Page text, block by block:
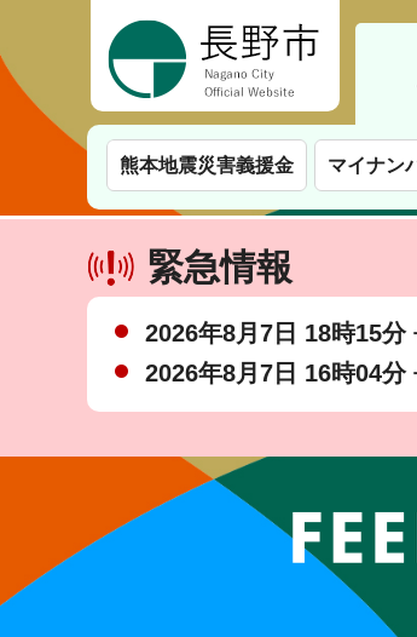
熊本地震災害義援金 マイナン
緊急情報
2026年8月7日 18時15分
2026年8月7日 16時04分